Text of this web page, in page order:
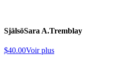
SjälsöSara A.Tremblay
$40.00Voir plus